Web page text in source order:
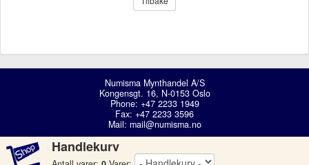
Numisma Mynthandel A/S
Kongensgt. 16, N-0153 Oslo
Phone: +47 2233 1949
Fax: +47 2233 3596
Mail: mail@numisma.no
Handlekurv